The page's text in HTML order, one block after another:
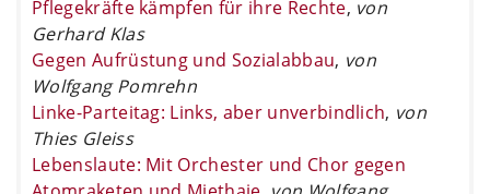
Pflegekräfte kämpfen für ihre Rechte, von
Gerhard Klas
Gegen Aufrüstung und Sozialabbau, von
Wolfgang Pomrehn
Linke-Parteitag: Links, aber unverbindlich, von
Thies Gleiss
Lebenslaute: Mit Orchester und Chor gegen